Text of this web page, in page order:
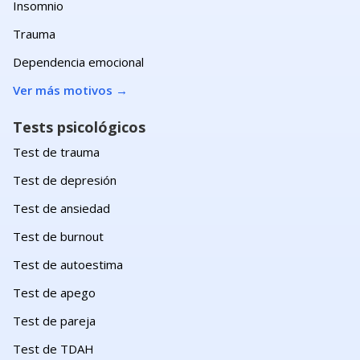
Insomnio
Trauma
Dependencia emocional
Ver más motivos →
Tests psicológicos
Test de trauma
Test de depresión
Test de ansiedad
Test de burnout
Test de autoestima
Test de apego
Test de pareja
Test de TDAH